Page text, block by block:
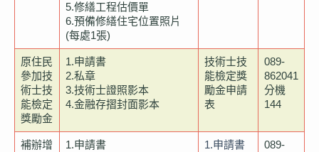
5.修繕工程估價單
6.預備修繕住宅位置照片
(每處1張)
原住民
參加技
術士技
能檢定
獎勵金
1.申請書
2.私章
3.技術士證照影本
4.金融存摺封面影本
技術士技
能檢定獎
勵金申請
表
089-
862041
分機
144
補辦增
1.申請書
1.申請書
089-